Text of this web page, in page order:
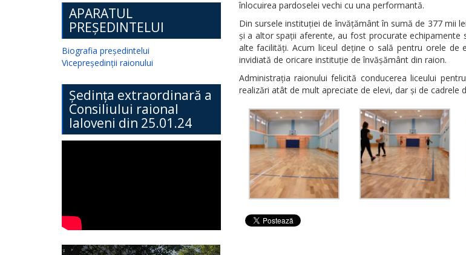
APARATUL
PREȘEDINTELUI
Biografia președintelui
Vicepreședinții raionului
Ședința extraordinară a
Consiliului raional
Ialoveni din 25.01.24
înlocuirea pardoselei vechi cu una performantă.
Din sursele instituției de învățământ în sumă de 377 mii
și a altor spații aferente, au fost procurate echipamente
alte facilități. Acum liceul deține o sală pentru orele de
invidiată de oricare instituție de învășământ din raion.
Administrația raionului felicită conducerea liceului
realizări atât de mult apreciate de elevi, dar și de cadrele